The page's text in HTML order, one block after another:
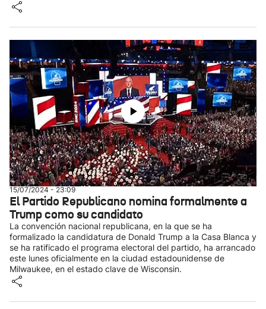
15/07/2024 - 23:09
El Partido Republicano nomina formalmente a
Trump como su candidato
La convención nacional republicana, en la que se ha
formalizado la candidatura de Donald Trump a la Casa Blanca y
se ha ratificado el programa electoral del partido, ha arrancado
este lunes oficialmente en la ciudad estadounidense de
Milwaukee, en el estado clave de Wisconsin.